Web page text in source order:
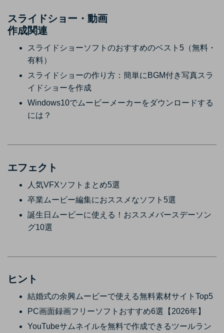
スライドショー・動画
作成関連
スライドショーソフトのおすすめのベスト5（無料・
有料）
スライドショーの作り方：簡単にBGM付き写真スラ
イドショーを作成
Windows10でムービーメーカーをダウンロードする
には？
エフェクト
人気VFXソフトまとめ5選
卒業ムービー編集におススメなソフト5選
誕生日ムービーに使える！おススメバースデーソン
グ10選
ヒント
結婚式の余興ムービーで使える無料素材サイトTop5
PC画面録画フリーソフトおすすめ6選【2026年】
YouTubeサムネイルを無料で作成できるツールラン